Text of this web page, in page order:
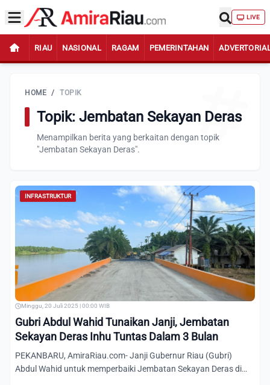
LIVE
RIAU NASIONAL RAGAM PEMERINTAHAN
HOME / TOPIK
Topik: Jembatan Sekayan Deras
Menampilkan berita yang berkaitan dengan topik
"Jembatan Sekayan Deras".
INFRASTRUKTUR
Minggu, 20 Juli 2025 | 00:00 WIB
Gubri Abdul Wahid Tunaikan Janji, Jembatan
Sekayan Deras Inhu Tuntas Dalam 3 Bulan
PEKANBARU, AmiraRiau.com- Janji Gubernur Riau (Gubri)
Abdul Wahid untuk memperbaiki Jembatan Sekayan Deras di